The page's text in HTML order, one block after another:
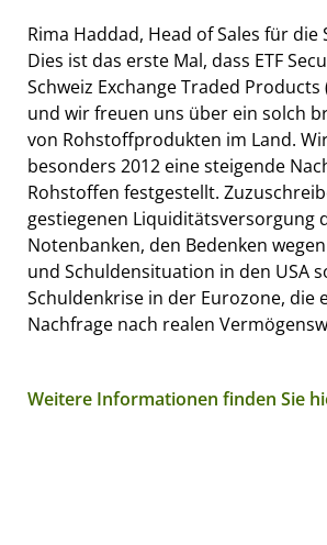
Rima Haddad, Head of Sales für die
Dies ist das erste Mal, dass ETF
Schweiz Exchange Traded Products
und wir freuen uns über ein solch
von Rohstoffprodukten im Land.
besonders 2012 eine steigende
Rohstoffen festgestellt.
gestiegenen Liquiditätsversorgung
Notenbanken, den Bedenken
und Schuldensituation in den USA
Schuldenkrise in der Eurozone, die
Nachfrage nach realen
Weitere Informationen finden Sie